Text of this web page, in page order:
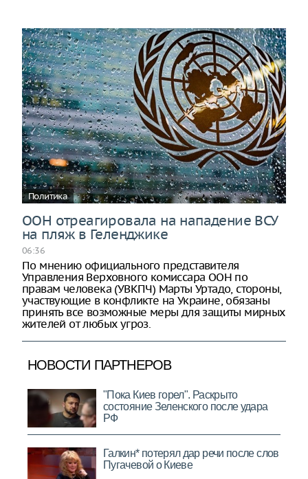
Политика
ООН отреагировала на нападение ВСУ
на пляж в Геленджике
06:36
По мнению официального представителя
Управления Верховного комиссара ООН по
правам человека (УВКПЧ) Марты Уртадо, стороны,
участвующие в конфликте на Украине, обязаны
принять все возможные меры для защиты мирных
жителей от любых угроз.